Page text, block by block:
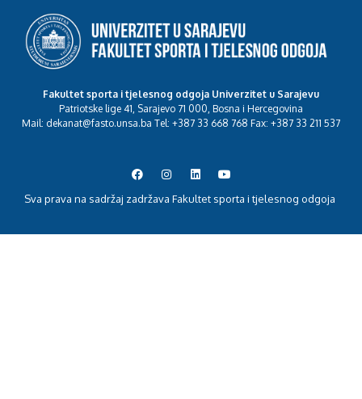
Fakultet sporta i tjelesnog odgoja Univerzitet u Sarajevu
Patriotske lige 41, Sarajevo 71 000, Bosna i Hercegovina
Mail: dekanat@fasto.unsa.ba Tel: +387 33 668 768 Fax: +387 33 211 537
Sva prava na sadržaj zadržava Fakultet sporta i tjelesnog odgoja